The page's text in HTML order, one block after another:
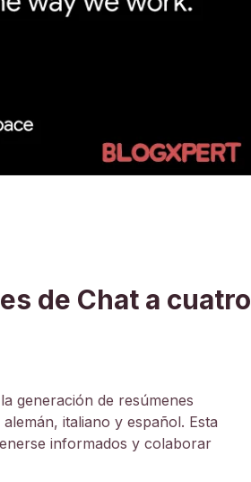
de Chat a cuatro
generación de resúmenes
italiano y español. Esta
informados y colaborar